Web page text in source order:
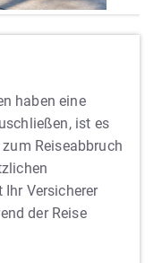
haben eine
ist es
Reiseabbruch
Ihr Versicherer
der Reise